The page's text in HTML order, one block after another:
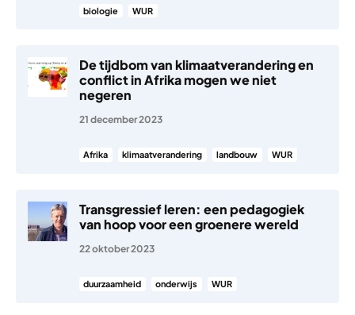
biologie WUR
De tijdbom van klimaatverandering en
conflict in Afrika mogen we niet
negeren
21 december 2023
Afrika klimaatverandering landbouw WUR
Transgressief leren: een pedagogiek
van hoop voor een groenere wereld
22 oktober 2023
duurzaamheid onderwijs WUR